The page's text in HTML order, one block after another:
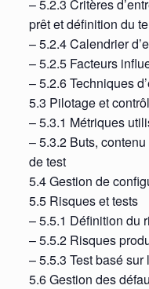
– 5.2.3 Critères
prêt et définition du
– 5.2.4 Calendrier
– 5.2.5 Facteurs
– 5.2.6 Techniques
5.3 Pilotage et
– 5.3.1 Métriques
– 5.3.2 Buts,
de test
5.4 Gestion de
5.5 Risques et tests
– 5.5.1 Définition du
– 5.5.2 Risques
– 5.5.3 Test basé
5.6 Gestion des